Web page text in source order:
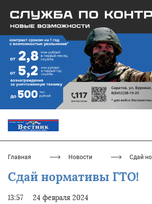
Главная Новости Сдай
Сдай нормативы ГТО!
13:57 24 февраля 2024